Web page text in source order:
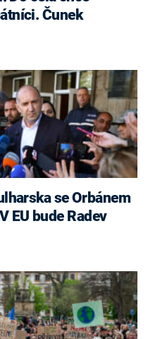
Čunek
EU bude Radev